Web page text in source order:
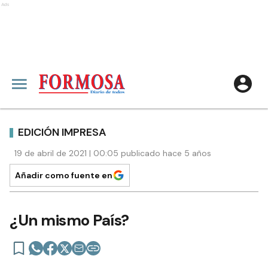
Ads
EDICIÓN IMPRESA
19 de abril de 2021 | 00:05 publicado hace 5 años
Añadir como fuente en
¿Un mismo País?